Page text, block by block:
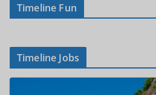
Timeline Fun
Timeline Jobs